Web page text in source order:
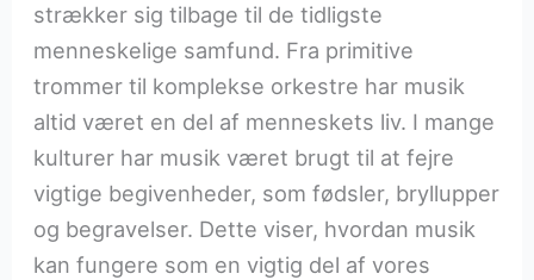
strækker sig tilbage til de tidligste
menneskelige samfund. Fra primitive
trommer til komplekse orkestre har musik
altid været en del af menneskets liv. I mange
kulturer har musik været brugt til at fejre
vigtige begivenheder, som fødsler, bryllupper
og begravelser. Dette viser, hvordan musik
kan fungere som en vigtig del af vores